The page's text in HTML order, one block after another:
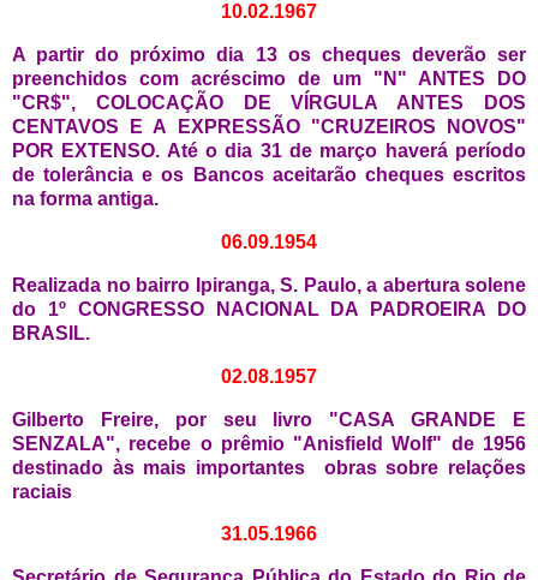
10.02.1967
A partir do próximo dia 13 os cheques deverão ser
preenchidos com acréscimo de um "N" ANTES DO
"CR$", COLOCAÇÃO DE VÍRGULA ANTES DOS
CENTAVOS E A EXPRESSÃO "CRUZEIROS NOVOS"
POR EXTENSO. Até o dia 31 de março haverá período
de tolerância e os Bancos aceitarão cheques escritos
na forma antiga.
06.09.1954
Realizada no bairro Ipiranga, S. Paulo, a abertura solene
do 1º CONGRESSO NACIONAL DA PADROEIRA DO
BRASIL.
02.08.1957
Gilberto Freire, por seu livro "CASA GRANDE E
SENZALA", recebe o prêmio "Anisfield Wolf" de 1956
destinado às mais importantes obras sobre relações
raciais
31.05.1966